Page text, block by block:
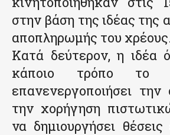
στην βάση της ιδέας της
αποπληρωμής του
Κατά δεύτερον, η ιδέα
κάποιο τρόπο το
επανενεργοποιήσει την
την χορήγηση
να δημιουργήσει